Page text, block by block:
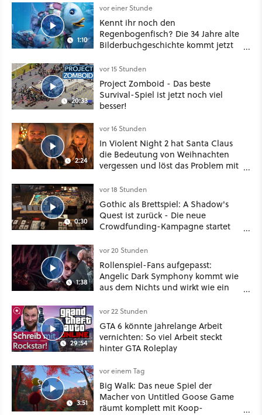
1:10
vor einer Stunde
Kennt ihr noch den
Regenbogenfisch? Die 34 Jahre alte
Bilderbuchgeschichte kommt jetzt
20:33
vor 15 Stunden
Project Zomboid - Das beste
Survival-Spiel ist jetzt noch viel
besser!
2:24
vor 16 Stunden
In Violent Night 2 hat Santa Claus
die Bedeutung von Weihnachten
vergessen und löst das Problem mit
0:30
vor 18 Stunden
Gothic als Brettspiel: A Shadow's
Quest ist zurück - Die neue
Crowdfunding-Kampagne startet
1:38
vor 20 Stunden
Rollenspiel-Fans aufgepasst:
Angelic Dark Symphony kommt wie
aus dem Nichts und wirkt wie ein
Mass Effect
29:54
vor 22 Stunden
GTA 6 könnte jahrelange Arbeit
vernichten: So viel Arbeit steckt
hinter GTA Roleplay
3:51
vor einem Tag
Big Walk: Das neue Spiel der
Macher von Untitled Goose Game
räumt komplett mit Koop-